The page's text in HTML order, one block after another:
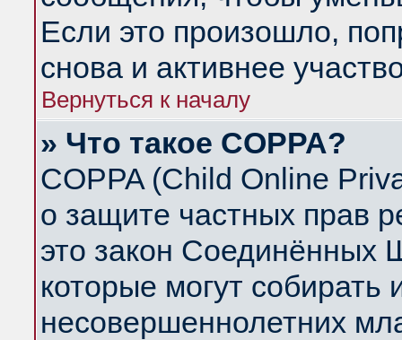
Если это произошло,
снова и активнее
Вернуться к началу
» Что такое COPPA?
COPPA (Child Online
о защите частных прав
это закон Соединённых
которые могут
несовершеннолетних